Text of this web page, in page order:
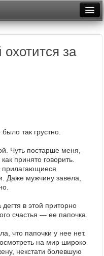
охотится за
так грустно.
Чуть постарше меня,
принято говорить.
прилагающиеся
Даже мужчину завела,
в этой приторно
счастья — ее папочка.
что папочки у нее нет.
на мир широко
некстати болевшую